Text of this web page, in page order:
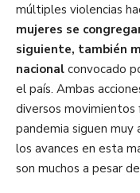
múltiples violencias
mujeres se
siguiente, también
nacional convocado
el país. Ambas
diversos movimientos
pandemia siguen muy
los avances en esta
son muchos a pesar